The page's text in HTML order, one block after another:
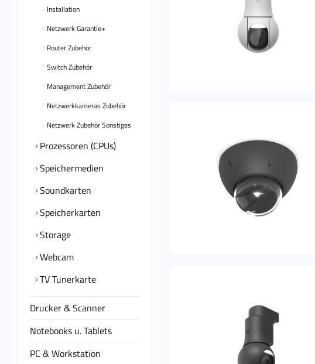
Installation
Netzwerk Garantie+
Router Zubehör
Switch Zubehör
Management Zubehör
Netzwerkkameras Zubehör
Netzwerk Zubehör Sonstiges
Prozessoren (CPUs)
Speichermedien
Soundkarten
Speicherkarten
Storage
Webcam
TV Tunerkarte
Drucker & Scanner
Notebooks u. Tablets
PC & Workstation